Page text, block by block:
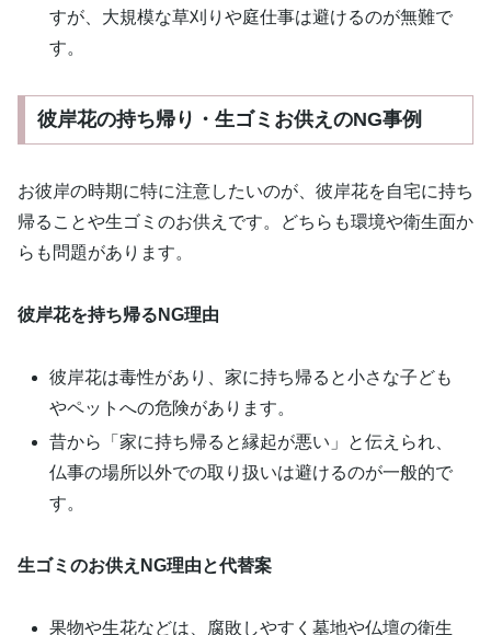
すが、大規模な草刈りや庭仕事は避けるのが無難で
す。
彼岸花の持ち帰り・生ゴミお供えのNG事例
お彼岸の時期に特に注意したいのが、彼岸花を自宅に持ち
帰ることや生ゴミのお供えです。どちらも環境や衛生面か
らも問題があります。
彼岸花を持ち帰るNG理由
彼岸花は毒性があり、家に持ち帰ると小さな子ども
やペットへの危険があります。
昔から「家に持ち帰ると縁起が悪い」と伝えられ、
仏事の場所以外での取り扱いは避けるのが一般的で
す。
生ゴミのお供えNG理由と代替案
果物や生花などは、腐敗しやすく墓地や仏壇の衛生